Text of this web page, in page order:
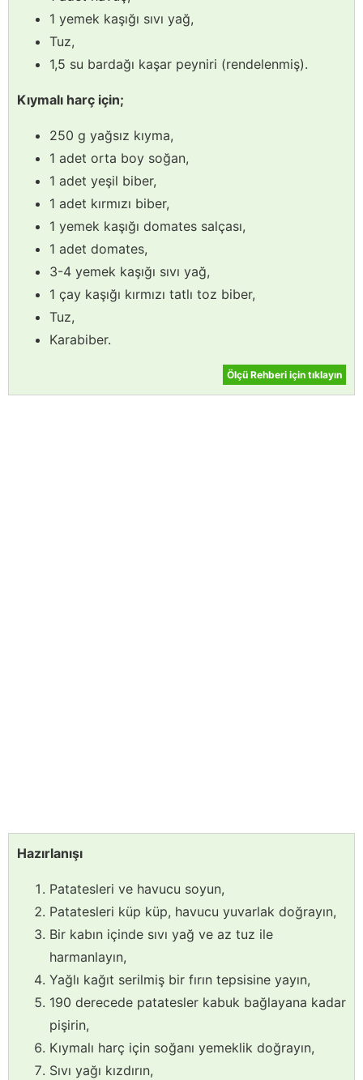
1 yemek kaşığı sıvı yağ,
Tuz,
1,5 su bardağı kaşar peyniri (rendelenmiş).
Kıymalı harç için;
250 g yağsız kıyma,
1 adet orta boy soğan,
1 adet yeşil biber,
1 adet kırmızı biber,
1 yemek kaşığı domates salçası,
1 adet domates,
3-4 yemek kaşığı sıvı yağ,
1 çay kaşığı kırmızı tatlı toz biber,
Tuz,
Karabiber.
Ölçü Rehberi için tıklayın
Hazırlanışı
Patatesleri ve havucu soyun,
Patatesleri küp küp, havucu yuvarlak doğrayın,
Bir kabın içinde sıvı yağ ve az tuz ile
harmanlayın,
Yağlı kağıt serilmiş bir fırın tepsisine yayın,
190 derecede patatesler kabuk bağlayana kadar
pişirin,
Kıymalı harç için soğanı yemeklik doğrayın,
Sıvı yağı kızdırın,